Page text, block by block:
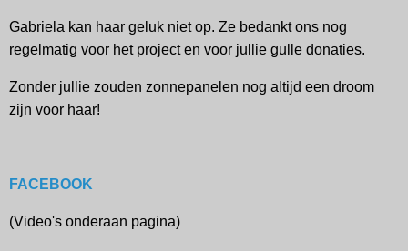
Gabriela kan haar geluk niet op. Ze bedankt ons nog
regelmatig voor het project en voor jullie gulle donaties.
Zonder jullie zouden zonnepanelen nog altijd een droom
zijn voor haar!
FACEBOOK
(Video's onderaan pagina)